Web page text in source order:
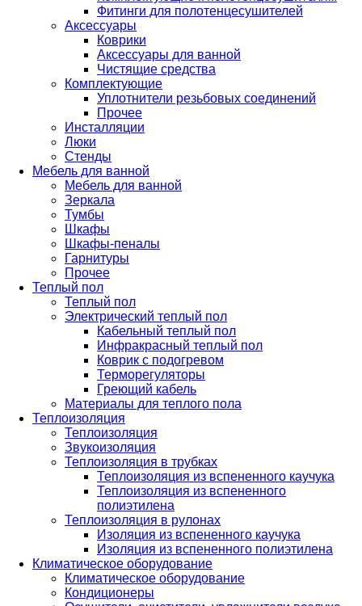
Фитинги для полотенцесушителей
Аксессуары
Коврики
Аксессуары для ванной
Чистящие средства
Комплектующие
Уплотнители резьбовых соединений
Прочее
Инсталляции
Люки
Стенды
Мебель для ванной
Мебель для ванной
Зеркала
Тумбы
Шкафы
Шкафы-пеналы
Гарнитуры
Прочее
Теплый пол
Теплый пол
Электрический теплый пол
Кабельный теплый пол
Инфракрасный теплый пол
Коврик с подогревом
Терморегуляторы
Греющий кабель
Материалы для теплого пола
Теплоизоляция
Теплоизоляция
Звукоизоляция
Теплоизоляция в трубках
Теплоизоляция из вспененного каучука
Теплоизоляция из вспененного
полиэтилена
Теплоизоляция в рулонах
Изоляция из вспененного каучука
Изоляция из вспененного полиэтилена
Климатическое оборудование
Климатическое оборудование
Кондиционеры